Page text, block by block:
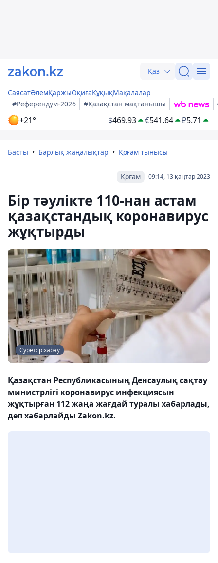
Қаз
СаясатӘлемҚаржыОқиғаҚұқықМақалалар
#Референдум-2026
#Қазақстан мақтанышы
+21° $469.93 €541.64 ₽5.71
Басты Барлық жаңалықтар Қоғам тынысы
09:14, 13 қаңтар 2023
Қоғам
Бір тәулікте 110-нан астам
қазақстандық коронавирус
жұқтырды
Сурет: pixabay
Қазақстан Республикасының Денсаулық сақтау
министрлігі коронавирус инфекциясын
жұқтырған 112 жаңа жағдай туралы хабарлады,
деп хабарлайды Zakon.kz.